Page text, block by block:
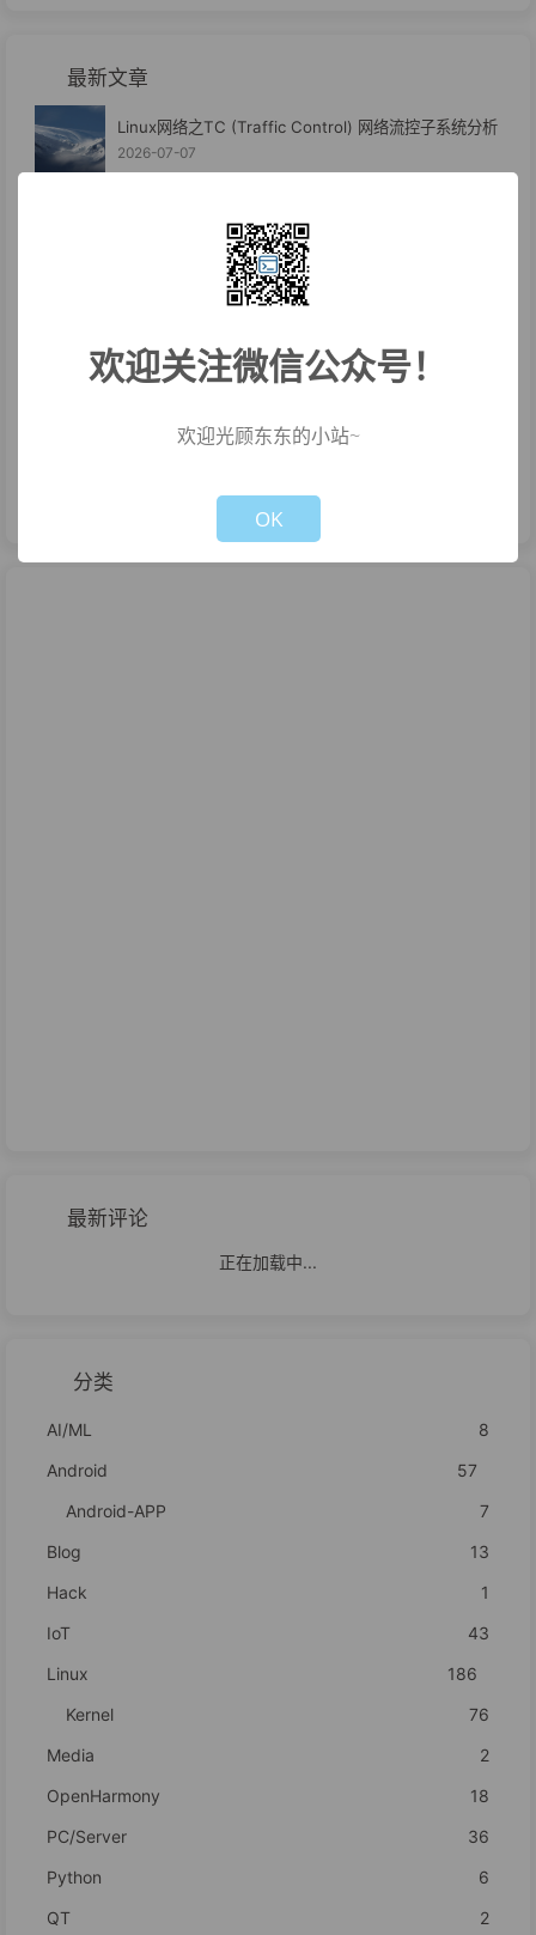
最新文章
Linux网络之TC (Traffic Control) 网络流控子系统分析
2026-07-07
WIFI无线网络之PMF
吃灰板子利旧系列--养虾养马汇总篇
最新评论
正在加载中...
分类
AI/ML
8
Android
57
Android-APP
7
Blog
13
Hack
1
IoT
43
Linux
186
Kernel
76
Media
2
OpenHarmony
18
PC/Server
36
Python
6
QT
2
欢迎关注微信公众号！
欢迎光顾东东的小站~
OK